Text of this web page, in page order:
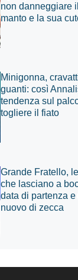
non danneggiare
manto e la sua
Minigonna,
guanti: così
tendenza sul
togliere il fiato
Grande Fratello,
che lasciano a
data di partenza e
nuovo di zecca